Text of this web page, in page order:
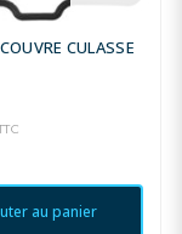
CULASSE
au panier